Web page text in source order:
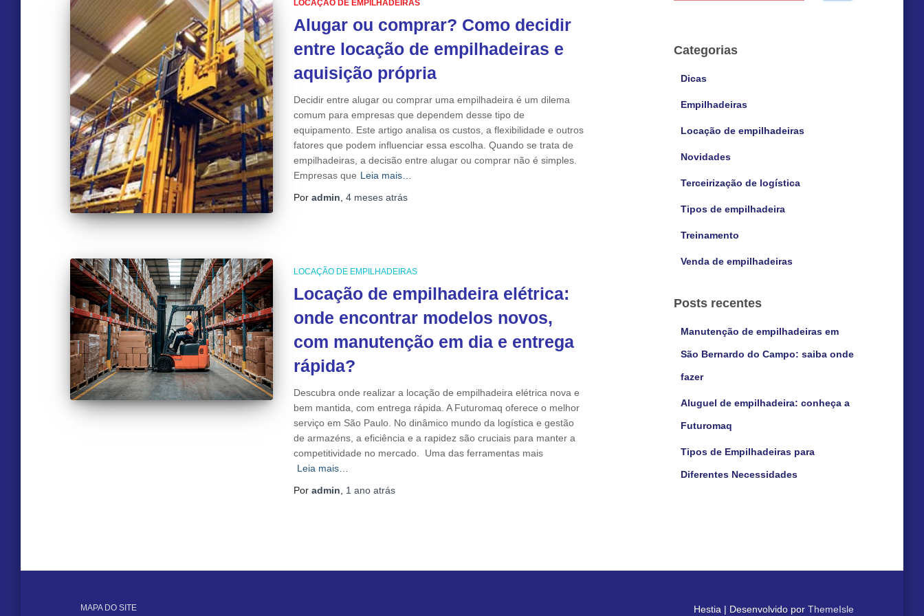
LOCAÇÃO DE EMPILHADEIRAS
Alugar ou comprar? Como decidir
entre locação de empilhadeiras e
aquisição própria
Decidir entre alugar ou comprar uma empilhadeira é um dilema
comum para empresas que dependem desse tipo de
equipamento. Este artigo analisa os custos, a flexibilidade e outros
fatores que podem influenciar essa escolha. Quando se trata de
empilhadeiras, a decisão entre alugar ou comprar não é simples.
Empresas que Leia mais…
Por admin 4 meses atrás
LOCAÇÃO DE EMPILHADEIRAS
Locação de empilhadeira elétrica:
onde encontrar modelos novos,
com manutenção em dia e entrega
rápida?
Descubra onde realizar a locação de empilhadeira elétrica nova e
bem mantida, com entrega rápida. A Futuromaq oferece o melhor
serviço em São Paulo. No dinâmico mundo da logística e gestão
de armazéns, a eficiência e a rapidez são cruciais para manter a
competitividade no mercado. Uma das ferramentas mais
Leia mais…
Por admin 1 ano atrás
u
Categorias
Dicas
Empilhadeiras
Locação de empilhadeiras
Novidades
Terceirização de logística
Tipos de empilhadeira
Treinamento
Venda de empilhadeiras
Posts recentes
Manutenção de empilhadeiras em
São Bernardo do Campo: saiba onde
fazer
Aluguel de empilhadeira: conheça a
Futuromaq
Tipos de Empilhadeiras para
Diferentes Necessidades
MAPA DO SITE Hestia | Desenvolvido por ThemeIsle